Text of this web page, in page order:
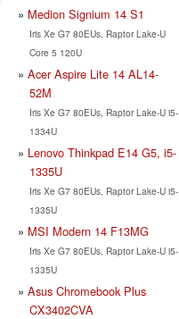
Medion Signium 14 S1
Iris Xe G7 80EUs, Raptor Lake-U
Core 5 120U
Acer Aspire Lite 14 AL14-
52M
Iris Xe G7 80EUs, Raptor Lake-U i5-
1334U
Lenovo Thinkpad E14 G5, i5-
1335U
Iris Xe G7 80EUs, Raptor Lake-U i5-
1335U
MSI Modern 14 F13MG
Iris Xe G7 80EUs, Raptor Lake-U i5-
1335U
Asus Chromebook Plus
CX3402CVA